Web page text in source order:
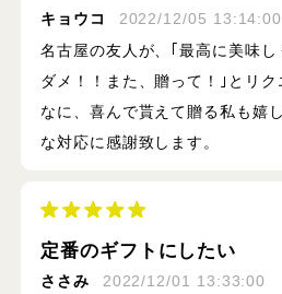
キョウコ
2022/12/05 13:14:00
名古屋の友人が、｢最高に美味
ダメ！！また、贈って！｣とリ
なに、喜んで貰えて贈る私も嬉
な対応に感謝致します。
定番のギフトにしたい
ささみ
2022/12/01 13:33:00